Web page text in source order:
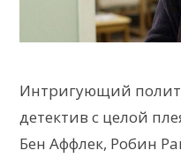
Интригующий
детектив с целой
Бен Аффлек, Робин